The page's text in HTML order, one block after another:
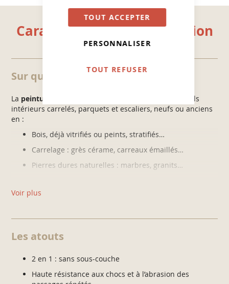
TOUT ACCEPTER
PERSONNALISER
TOUT REFUSER
Caractéristiques et utilisation
Sur quels supports ?
La peinture Sol & Escalier de V33
est destinée aux sols
intérieurs carrelés, parquets et escaliers, neufs ou anciens
en :
Bois, déjà vitrifiés ou peints, stratifiés…
Carrelage : grès cérame, carreaux émaillés…
Pierres dures naturelles : marbres, granits…
Ne s’applique pas sur les sols carrelés des bacs à douche
ou douche à l’italienne.
Voir plus
Les atouts
2 en 1 : sans sous-couche
Haute résistance aux chocs et à l’abrasion des